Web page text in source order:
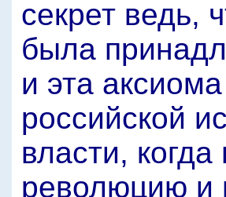
секрет ведь,
была
и эта
российской
власти,
революцию и